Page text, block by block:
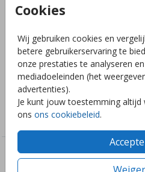
Cookies
Wij gebruiken cookies en
betere gebruikerservaring te
onze prestaties te analyseren
mediadoeleinden (het
advertenties).
Je kunt jouw toestemming
ons ons cookiebeleid.
Laat de hele buurt weten dat je/
dit leuke raambord met zeethema
en/of tekst gemakkelijk zelf aan!
Collectie
Raambord
Deze ontwerpen vind je